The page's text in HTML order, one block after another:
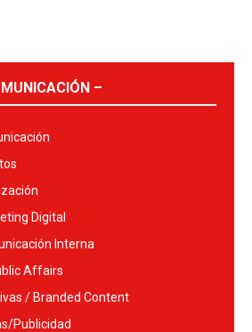
–
Digital
Interna
Affairs
/ Branded Content
Publicidad